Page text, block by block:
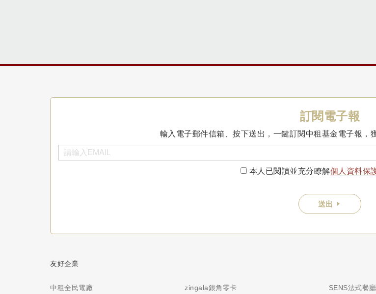
訂閱電子報
輸入電子郵件信箱、按下送出，一鍵訂閱中租基金電子報，
本人已閱讀並充分瞭解個人資料保
送出
友好企業
中租全民電廠 zingala銀角零卡 SENS法式餐廳